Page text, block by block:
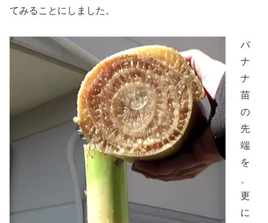
てみることにしました。
バ
ナ
ナ
苗
の
先
端
を
更
に